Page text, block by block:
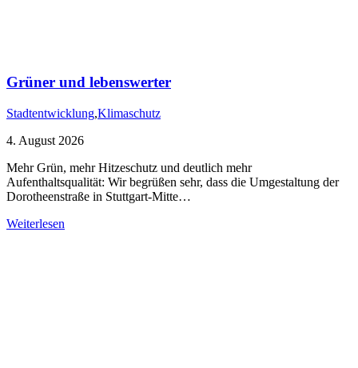
Grüner und lebenswerter
Stadtentwicklung,Klimaschutz
4. August 2026
Mehr Grün, mehr Hitzeschutz und deutlich mehr
Aufenthaltsqualität: Wir begrüßen sehr, dass die Umgestaltung der
Dorotheenstraße in Stuttgart-Mitte…
Weiterlesen